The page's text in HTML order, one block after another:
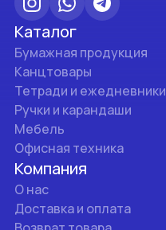
Каталог
Бумажная продукция
Канцтовары
Тетради и ежедневники
Ручки и карандаши
Мебель
Офисная техника
Компания
О нас
Доставка и оплата